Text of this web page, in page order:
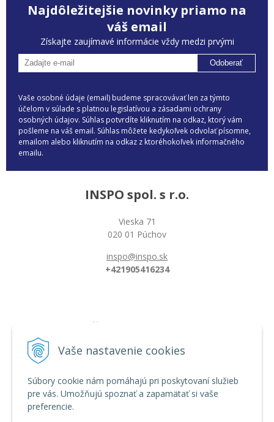
Vaše nastavenie cookies
Súbory cookie nám pomáhajú pri poskytovaní služieb
pre vás. Umožňujú spoznať a zapamätať si vaše
preferencie.
Najdôležitejšie novinky priamo na
váš email
Získajte zaujímavé informácie vždy medzi prvými
Odoberať
Vaše osobné údaje (email) budeme spracovávať len za týmto
účelom v súlade s platnou legislatívou a zásadami ochrany
osobných údajov. Súhlas potvrdíte kliknutím na odkaz, ktorý vám
pošleme na váš email. Súhlas môžete kedykoľvek odvolať písomne,
emailom alebo kliknutím na odkaz z ktoréhokoľvek informačného
emailu.
INSPO spol. s r.o.
Vieska 71
020 01 Púchov
inspo@inspo.sk
+421905416234
Všetko o nákupe
Možnosti platby a doprava